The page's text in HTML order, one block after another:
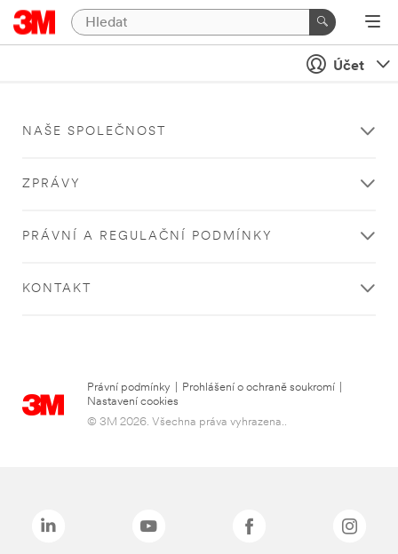
Účet
NAŠE SPOLEČNOST
ZPRÁVY
PRÁVNÍ A REGULAČNÍ PODMÍNKY
KONTAKT
Právní podmínky Prohlášení o ochraně soukromí
Nastavení cookies
© 3M 2026. Všechna práva vyhrazena..